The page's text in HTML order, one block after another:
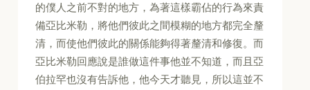
的僕人之前不對的地方，為著這樣霸佔的行為來責
備亞比米勒，將他們彼此之間模糊的地方都完全釐
清，而使他們彼此的關係能夠得著釐清和修復。而
亞比米勒回應說是誰做這件事他並不知道，而且亞
伯拉罕也沒有告訴他，他今天才聽見，所以這並不